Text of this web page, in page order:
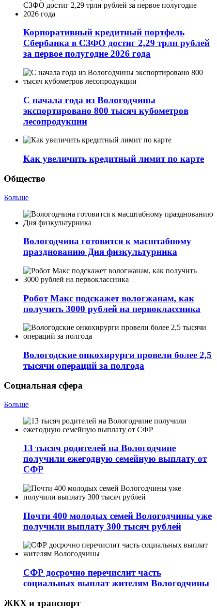
Корпоративный кредитный портфель
Сбербанка в СЗФО достиг 2,29 трлн рублей
за первое полугодие 2026 года
С начала года из Вологодчины
экспортировано 800 тысяч кубометров
лесопродукции
Как увеличить кредитный лимит по карте
Общество
Больше
Вологодчина готовится к масштабному
празднованию Дня физкультурника
Робот Макс подскажет вологжанам, как
получить 3000 рублей на первоклассника
Вологодские онкохирурги провели более 2,5
тыcячи операций за полгода
Социальная сфера
Больше
13 тысяч родителей на Вологодчине
получили ежегодную семейную выплату от
СФР
Почти 400 молодых семей Вологодчины уже
получили выплату 300 тысяч рублей
СФР досрочно перечислит часть
социальных выплат жителям Вологодчины
ЖКХ и транспорт